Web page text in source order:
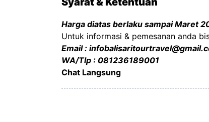
Harga diatas berlaku sampai Maret
Untuk informasi & pemesanan anda
Email :
WA/Tlp : 081236189001
Chat Langsung